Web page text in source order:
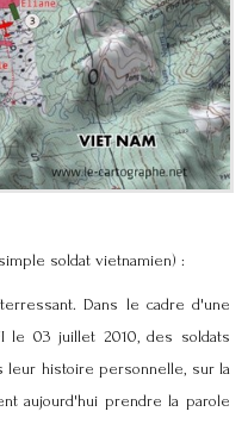
soldat vietnamien) :
Dans le cadre d'une
le 03 juillet 2010, des soldats
leur histoire personnelle, sur la
aujourd'hui prendre la parole